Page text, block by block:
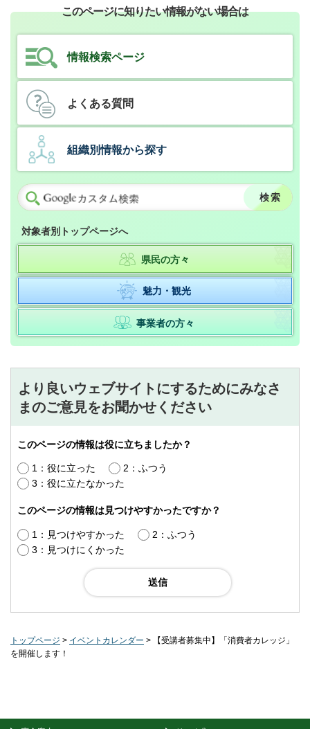
このページに知りたい情報がない場合は
情報検索ページ
よくある質問
組織別情報から探す
対象者別トップページへ
県民の方々
魅力・観光
事業者の方々
より良いウェブサイトにするためにみなさ
まのご意見をお聞かせください
このページの情報は役に立ちましたか？
1：役に立った
2：ふつう
3：役に立たなかった
このページの情報は見つけやすかったですか？
1：見つけやすかった
2：ふつう
3：見つけにくかった
トップページ > イベントカレンダー > 【受講者募集中】「消費者カレッジ」
を開催します！